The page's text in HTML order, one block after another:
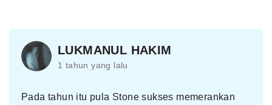
LUKMANUL HAKIM
1 tahun yang lalu
Pada tahun itu pula Stone sukses memerankan